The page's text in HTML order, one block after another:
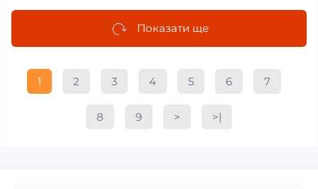
Показати ще
1 2 3 4 5 6 7
8 9 > >|